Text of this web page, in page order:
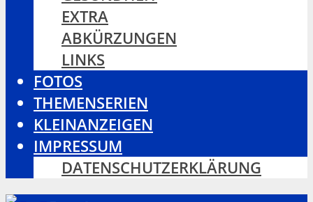
EXTRA
ABKÜRZUNGEN
LINKS
FOTOS
THEMENSERIEN
KLEINANZEIGEN
IMPRESSUM
DATENSCHUTZERKLÄRUNG